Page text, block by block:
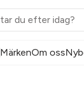
MärkenOm oss